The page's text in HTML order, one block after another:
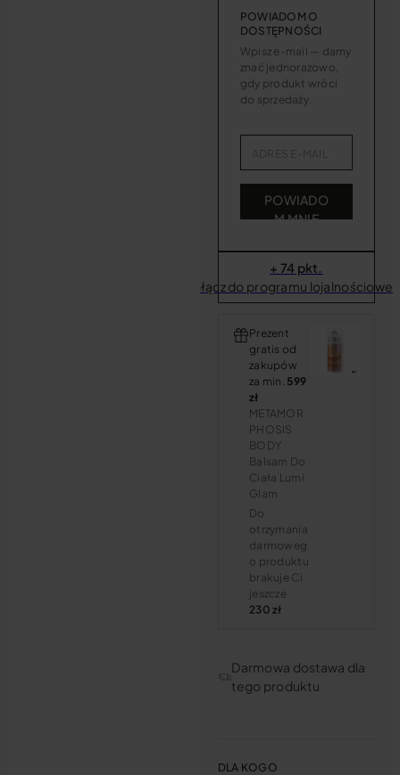
POWIADOM O
DOSTĘPNOŚCI
Wpisz e-mail — damy
znać jednorazowo,
gdy produkt wróci
do sprzedaży.
POWIADO
M MNIE
+ 74 pkt.
Dołącz do programu
Prezent
gratis od
zakupów
za min. 599
zł
METAMOR
PHOSIS
BODY
Balsam Do
Ciała Lumi
Glam
Do
otrzymania
darmoweg
o produktu
brakuje Ci
jeszcze
230 zł
Darmowa dostawa dla
tego produktu
DLA KOGO